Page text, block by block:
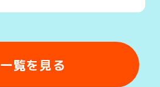
一覧を見る